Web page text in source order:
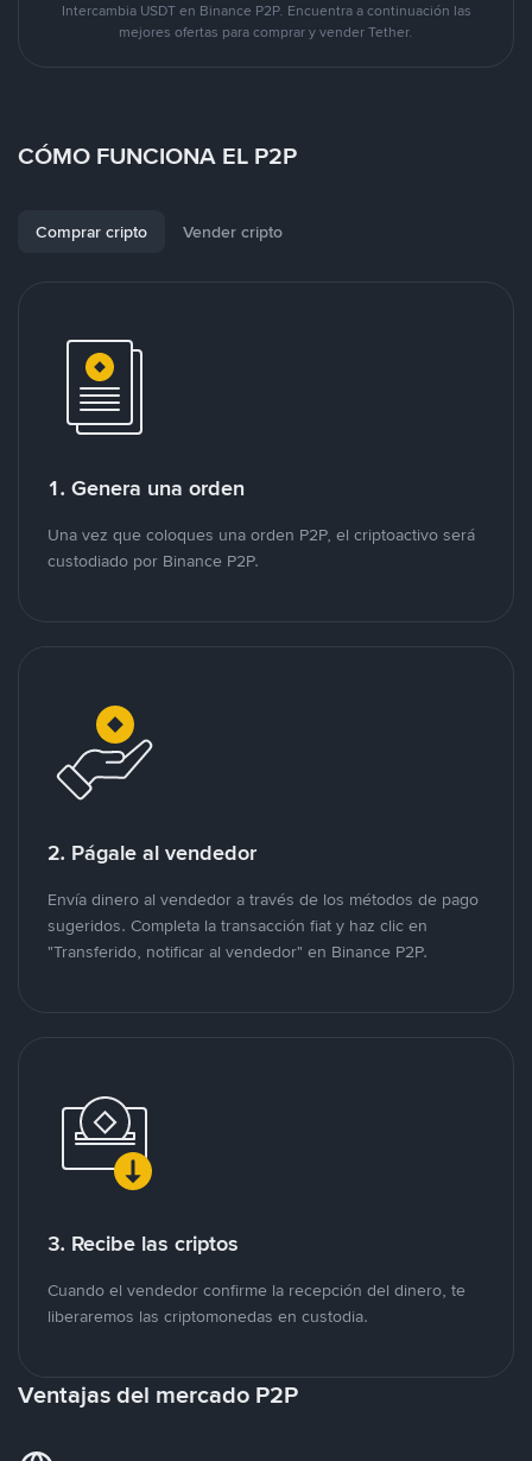
Intercambia USDT en Binance P2P. Encuentra a continuación las
mejores ofertas para comprar y vender Tether.
CÓMO FUNCIONA EL P2P
Comprar cripto Vender cripto
1. Genera una orden
Una vez que coloques una orden P2P, el criptoactivo será
custodiado por Binance P2P.
2. Págale al vendedor
Envía dinero al vendedor a través de los métodos de pago
sugeridos. Completa la transacción fiat y haz clic en
"Transferido, notificar al vendedor" en Binance P2P.
3. Recibe las criptos
Cuando el vendedor confirme la recepción del dinero, te
liberaremos las criptomonedas en custodia.
Ventajas del mercado P2P